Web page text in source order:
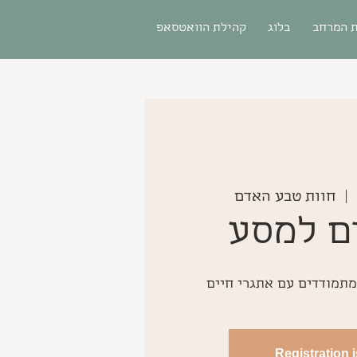
קהילת הוואטסאפ בלוג המרחב
חוות טבע האדם
למסע
עם אתגרי חיים